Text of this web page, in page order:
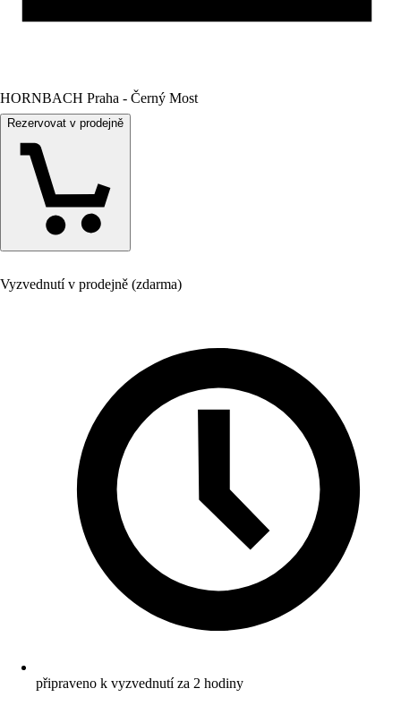
HORNBACH Praha - Černý Most
Rezervovat v prodejně
Vyzvednutí v prodejně (zdarma)
připraveno k vyzvednutí za 2 hodiny